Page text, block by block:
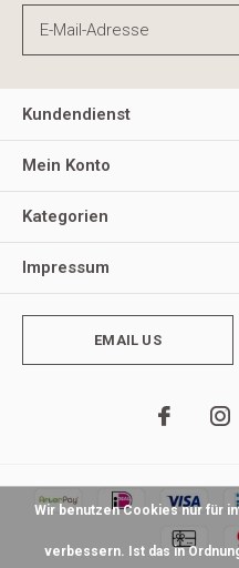
Kundendienst
Mein Konto
Kategorien
Impressum
EMAIL US
Wir benutzen Cookies nur für
verbessern. Ist das in